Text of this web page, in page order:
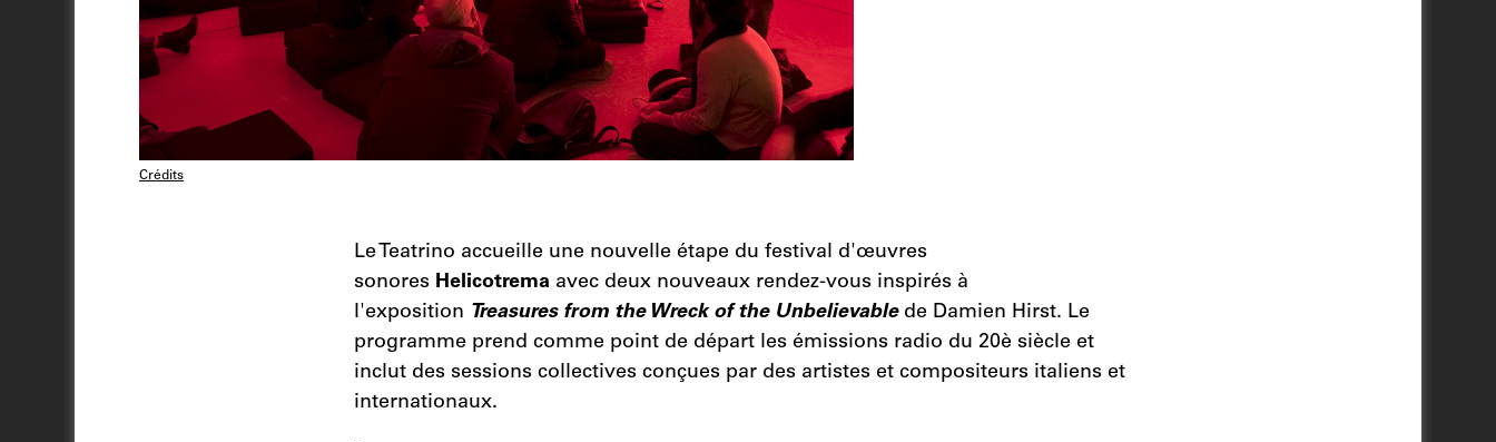
Crédits
Le Teatrino accueille une nouvelle étape du festival d'œuvres
sonores Helicotrema avec deux nouveaux rendez-vous inspirés à
l'exposition Treasures from the Wreck of the Unbelievablede Damien Hirst. Le
programme prend comme point de départ les émissions radio du 20è siècle et
inclut des sessions collectives conçues par des artistes et compositeurs italiens et
internationaux.